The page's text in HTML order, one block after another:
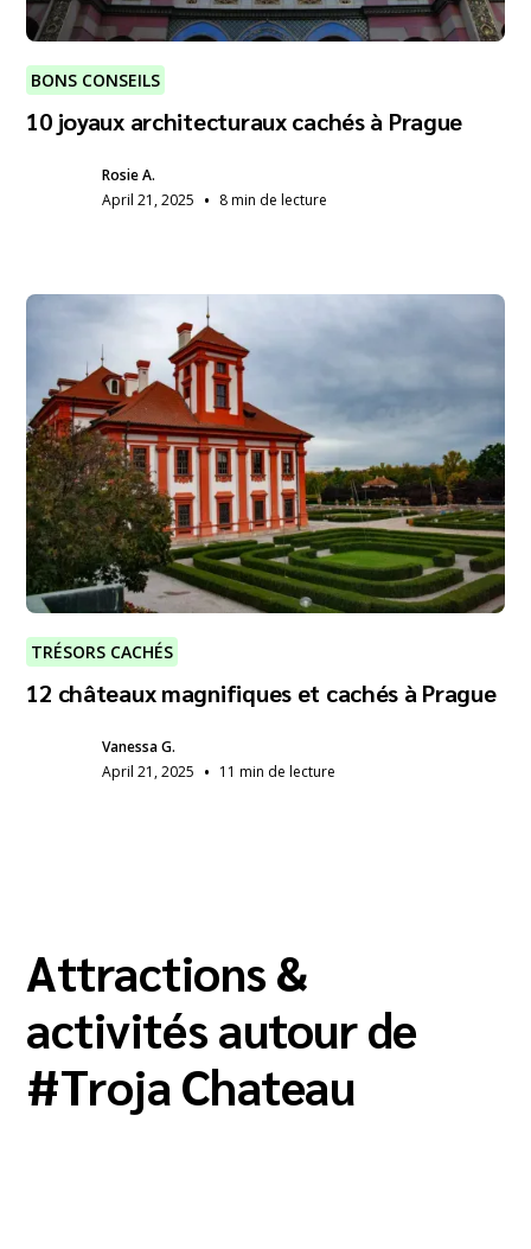
BONS CONSEILS
10 joyaux architecturaux cachés à Prague
Rosie A.
April 21, 2025 • 8 min de lecture
TRÉSORS CACHÉS
12 châteaux magnifiques et cachés à Prague
Vanessa G.
April 21, 2025 • 11 min de lecture
Attractions &
activités autour de
#Troja Chateau